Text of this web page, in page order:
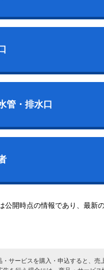
管・排水口
公開時点の情報であり、最新
サービスを購入・申込すると、